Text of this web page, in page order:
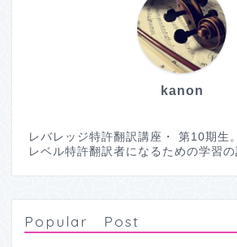
kanon
レバレッジ特許翻訳講座・ 第10期生
レベル特許翻訳者になるための学習の
Popular Post